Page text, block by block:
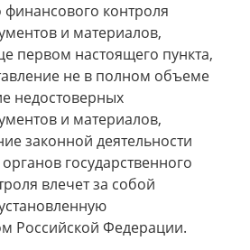
финансового контроля
и материалов,
первом настоящего пункта,
не в полном объеме
недостоверных
и материалов,
законной деятельности
государственного
влечет за собой
Российской Федерации.